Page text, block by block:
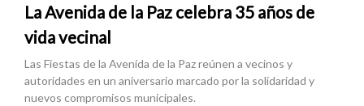
La Avenida de la Paz celebra 35 años de
vida vecinal
Las Fiestas de la Avenida de la Paz reúnen a vecinos y
autoridades en un aniversario marcado por la solidaridad y
nuevos compromisos municipales.